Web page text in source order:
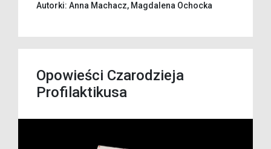
Autorki: Anna Machacz, Magdalena Ochocka
Opowieści Czarodzieja
Profilaktikusa